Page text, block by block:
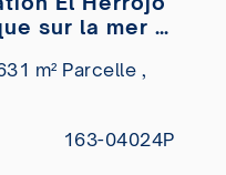
sur la mer à
m² Parcelle ,
163-04024P